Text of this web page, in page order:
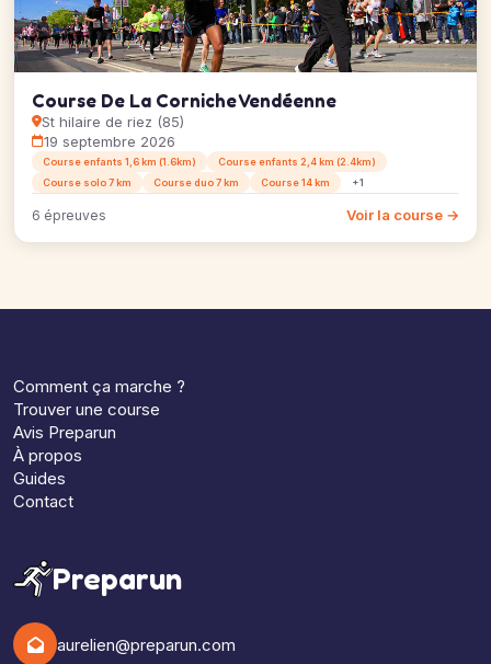
Course De La Corniche Vendéenne
St hilaire de riez (85)
19 septembre 2026
Course enfants 1,6 km (1.6km)
Course enfants 2,4 km (2.4km)
Course solo 7 km
Course duo 7 km Course 14 km +1
6 épreuves Voir la course →
Comment ça marche ?
Trouver une course
Avis Preparun
À propos
Guides
Contact
Preparun
aurelien@preparun.com